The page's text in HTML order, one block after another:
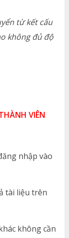
từ kết cấu
không đủ độ
VIÊN
nhập vào
tài liệu trên
không cần